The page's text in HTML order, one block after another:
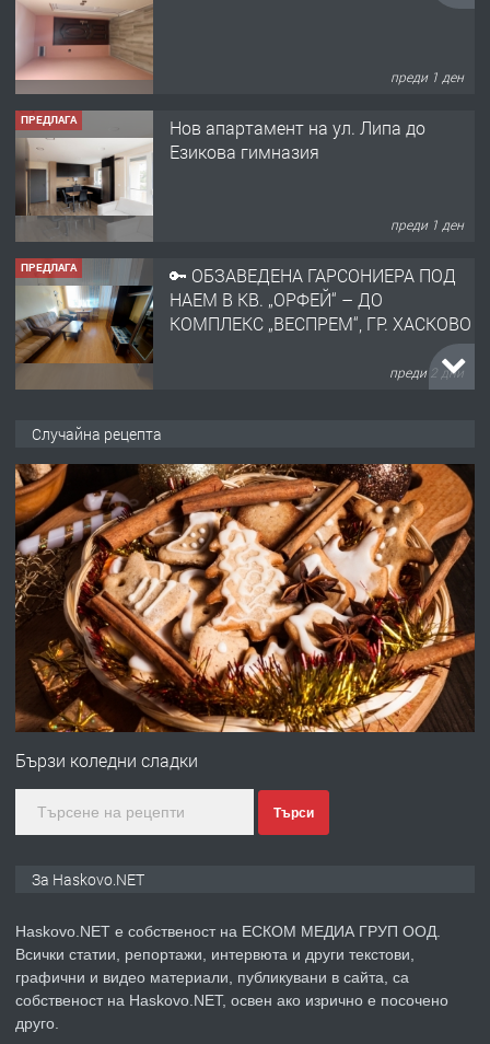
преди 1 ден
ПРЕДЛАГА
Нов апартамент на ул. Липа до
Езикова гимназия
преди 1 ден
ПРЕДЛАГА
🔑 ОБЗАВЕДЕНА ГАРСОНИЕРА ПОД
НАЕМ В КВ. „ОРФЕЙ“ – ДО
КОМПЛЕКС „ВЕСПРЕМ“, ГР. ХАСКОВО
преди 2 дни
АПАРТАМЕНТ В ЦЕНТЪРА НА ГР.
ХАСКОВО
преди 3 дни
ПРЕДЛАГА Давам гараж под наем
преди 3 дни
ПРЕДЛАГА
№4120 Магазин/Офис под наем в кв.
градската градина!
преди 4 дни
ПРЕДЛАГА
Продавам парцел в гр. Хасково кв.
Случайна рецепта
Бързи коледни сладки
Търси
За Haskovo.NET
Haskovo.NET е собственост на ЕСКОМ МЕДИА ГРУП ООД.
Всички статии, репортажи, интервюта и други текстови,
графични и видео материали, публикувани в сайта, са
собственост на Haskovo.NET, освен ако изрично е посочено
друго.